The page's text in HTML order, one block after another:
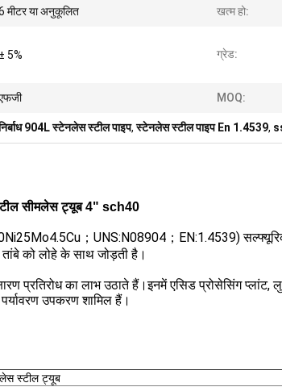
मीटर या अनुकूलित खत्म हो:
± 5% ग्रेड:
MOQ:
904L स्टेनलेस स्टील पाइप,स्टेनलेस स्टील पाइप En 1.4539,
सीमलेस ट्यूब 4" sch40
；UNS:N08904；EN:1.4539)
को लोहे के साथ जोड़ती है।
प्रतिरोध का लाभ उठाते हैं।इनमें एसिड प्रोसेसिंग
उपकरण शामिल हैं।
स्टील ट्यूब